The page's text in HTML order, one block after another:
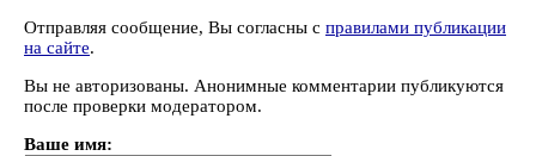
Отправляя сообщение, Вы согласны с правилами публикации
на сайте.
Вы не авторизованы. Анонимные комментарии публикуются
после проверки модератором.
Ваше имя: